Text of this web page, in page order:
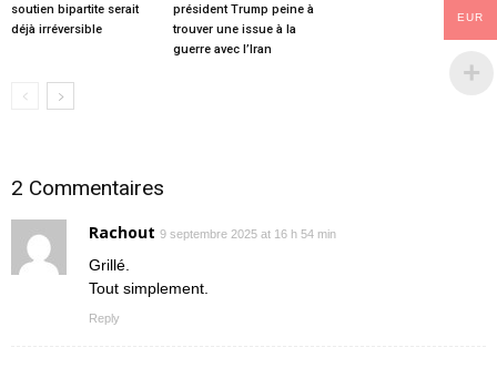
soutien bipartite serait
déjà irréversible
président Trump peine à
trouver une issue à la
guerre avec l’Iran
2 Commentaires
Rachout 9 septembre 2025 at 16 h 54 min
Grillé.
Tout simplement.
Reply
EUR